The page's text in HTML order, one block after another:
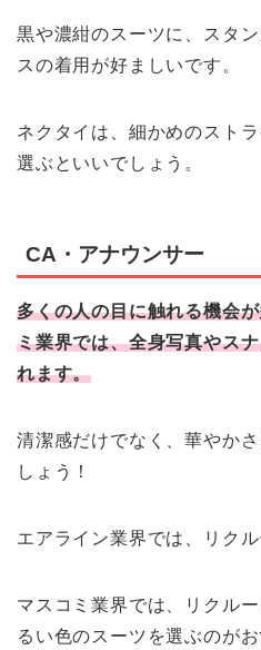
黒や濃紺のスーツに、スタ
スの着用が好ましいです。
ネクタイは、細かめのスト
選ぶといいでしょう。
CA・アナウンサー
多くの人の目に触れる機会
ミ業界では、全身写真やス
れます。
清潔感だけでなく、華やか
しょう！
エアライン業界では、リク
マスコミ業界では、リクル
るい色のスーツを選ぶのがお